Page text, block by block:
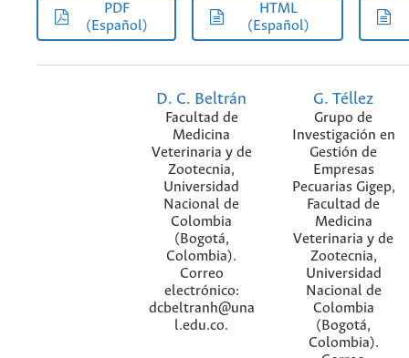
PDF
(Español)
HTML
(Español)
D. C. Beltrán
Facultad de
Medicina
Veterinaria y de
Zootecnia,
Universidad
Nacional de
Colombia
(Bogotá,
Colombia).
Correo
electrónico:
dcbeltranh@una
l.edu.co.
G. Téllez
Grupo de
Investigación en
Gestión de
Empresas
Pecuarias Gigep,
Facultad de
Medicina
Veterinaria y de
Zootecnia,
Universidad
Nacional de
Colombia
(Bogotá,
Colombia).